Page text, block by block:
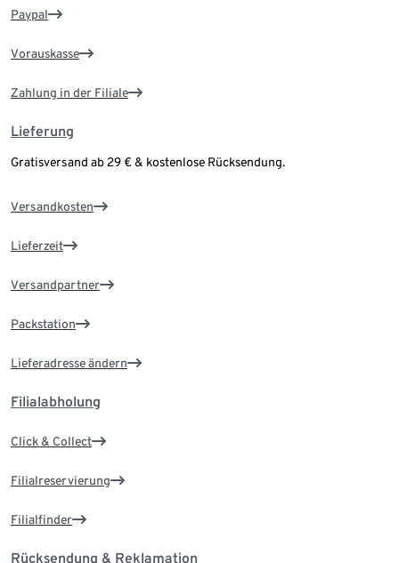
Paypal
Vorauskasse
Zahlung in der Filiale
Lieferung
Gratisversand ab 29 € & kostenlose Rücksendung.
Versandkosten
Lieferzeit
Versandpartner
Packstation
Lieferadresse ändern
Filialabholung
Click & Collect
Filialreservierung
Filialfinder
Rücksendung & Reklamation